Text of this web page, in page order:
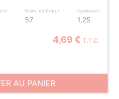
Diam. extérieur
57
Epaisseur
1.25
4,69 € T.T.C.
AU PANIER